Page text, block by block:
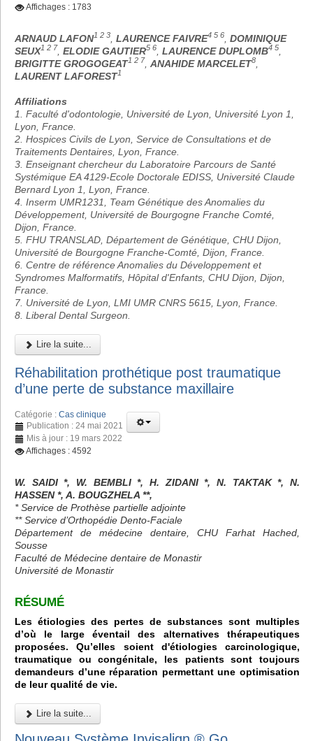
Affichages : 1783
ARNAUD LAFON1 2 3 LAURENCE FAIVRE4 5 6
DOMINIQUE
SEUX1 2 7 ELODIE GAUTIER5 6 LAURENCE DUPLOMB4 5
BRIGITTE GROGOGEAT1 2 7 ANAHIDE MARCELET8
LAURENT LAFOREST1
Affiliations
1. Faculté d'odontologie, Université de Lyon, Université Lyon 1,
Lyon, France.
2. Hospices Civils de Lyon, Service de Consultations et de
Traitements Dentaires, Lyon, France.
3. Enseignant chercheur du Laboratoire Parcours de Santé
Systémique EA 4129-Ecole Doctorale EDISS, Université Claude
Bernard Lyon 1, Lyon, France.
4. Inserm UMR1231, Team Génétique des Anomalies du
Développement, Université de Bourgogne Franche Comté,
Dijon, France.
5. FHU TRANSLAD, Département de Génétique, CHU Dijon,
Université de Bourgogne Franche-Comté, Dijon, France.
6. Centre de référence Anomalies du Développement et
Syndromes Malformatifs, Hôpital d'Enfants, CHU Dijon, Dijon,
France.
7. Université de Lyon, LMI UMR CNRS 5615, Lyon, France.
8. Liberal Dental Surgeon.
Lire la suite...
Réhabilitation prothétique post traumatique
d’une perte de substance maxillaire
Catégorie : Cas clinique
Publication : 24 mai 2021
Mis à jour : 19 mars 2022
Affichages : 4592
W. SAIDI *, W. BEMBLI *, H. ZIDANI *, N. TAKTAK *, N.
HASSEN *, A. BOUGZHELA **,
* Service de Prothèse partielle adjointe
** Service d’Orthopédie Dento-Faciale
Département de médecine dentaire, CHU Farhat Hached,
Sousse
Faculté de Médecine dentaire de Monastir
Université de Monastir
RÉSUMÉ
Les étiologies des pertes de substances sont multiples
d’où le large éventail des alternatives thérapeutiques
proposées. Qu’elles soient d'étiologies carcinologique,
traumatique ou congénitale, les patients sont toujours
demandeurs d’une réparation permettant une optimisation
de leur qualité de vie.
Lire la suite...